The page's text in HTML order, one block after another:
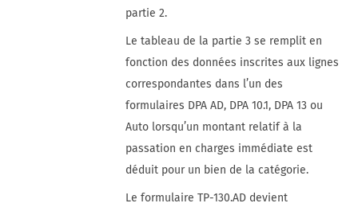
partie 2.
Le tableau de la partie 3 se remplit en
fonction des données inscrites aux lignes
correspondantes dans l’un des
formulaires DPA AD, DPA 10.1, DPA 13 ou
Auto lorsqu’un montant relatif à la
passation en charges immédiate est
déduit pour un bien de la catégorie.
Le formulaire TP-130.AD devient